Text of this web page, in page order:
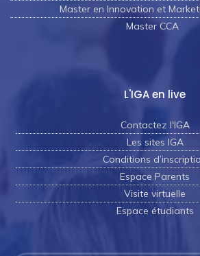
Master en Innovation et
Master CCA
L'IGA en live
Contactez l'IGA
Les sites IGA
Conditions
Espace Parents
Visite virtuelle
Espace étudiants